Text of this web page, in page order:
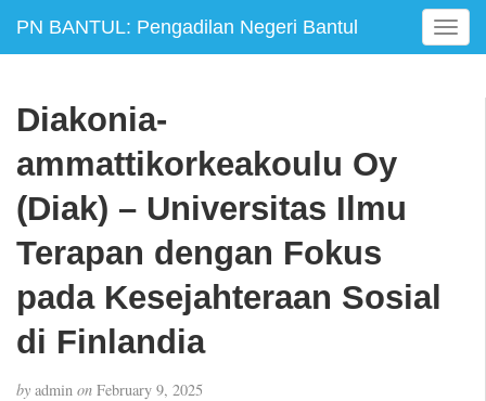
PN BANTUL: Pengadilan Negeri Bantul
T
o
Diakonia-
ammattikorkeakoulu Oy
(Diak) – Universitas Ilmu
Terapan dengan Fokus
pada Kesejahteraan Sosial
di Finlandia
by admin on February 9, 2025